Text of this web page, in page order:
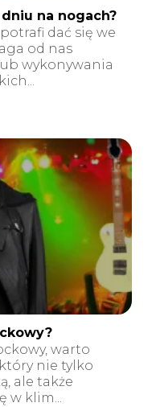
na nogach?
dać się we
od nas
wykonywania
warto
nie tylko
ale także
w klim...